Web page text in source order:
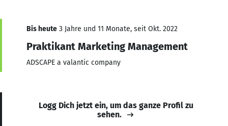
Bis heute 3 Jahre und 11 Monate, seit Okt. 2022
Praktikant Marketing Management
ADSCAPE a valantic company
Logg Dich jetzt ein, um das ganze Profil zu
sehen.